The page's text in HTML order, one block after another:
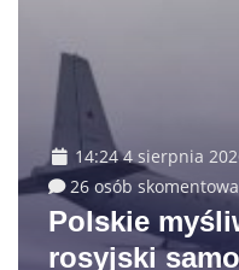
14:24 4 sierpnia
26 osób
Polskie
rosyjski